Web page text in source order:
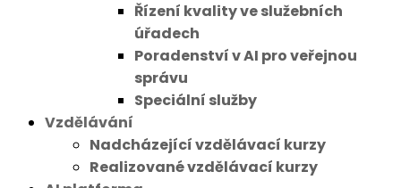
Řízení kvality ve služebních
úřadech
Poradenství v AI pro veřejnou
správu
Speciální služby
Vzdělávání
Nadcházející vzdělávací kurzy
Realizované vzdělávací kurzy